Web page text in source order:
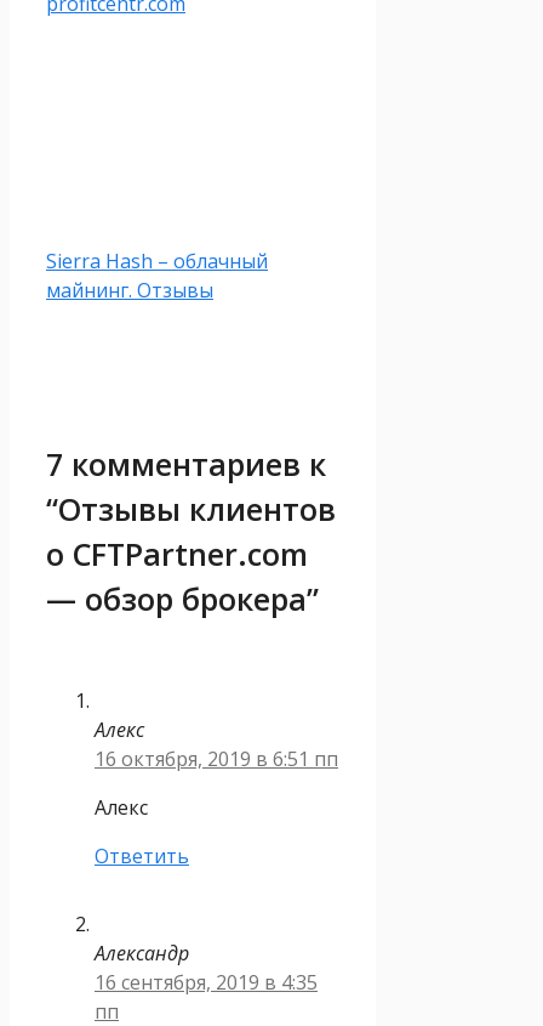
Sierra Hash – облачный
майнинг. Отзывы
7 комментариев к
“Отзывы клиентов
о CFTPartner.com
— обзор брокера”
Алекс
16 октября, 2019 в 6:51 пп
Алекс
Ответить
Александр
16 сентября, 2019 в 4:35
пп